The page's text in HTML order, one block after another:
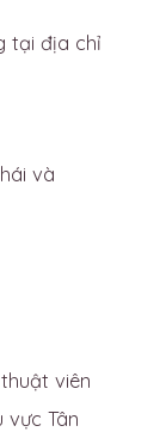
tại địa chỉ
và
thuật viên
Tân